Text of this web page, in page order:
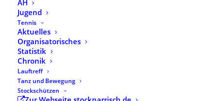
AH
Jugend
Tennis
Aktuelles
Organisatorisches
Statistik
Chronik
Lauftreff
Tanz und Bewegung
Stockschützen
Month: Juni 2021